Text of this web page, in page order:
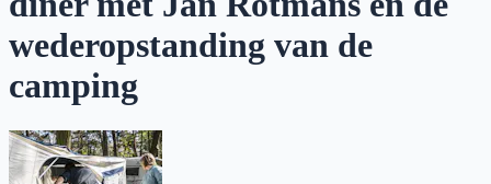
wederopstanding van de
camping